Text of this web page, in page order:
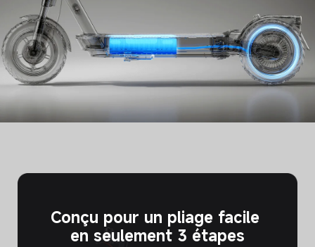
* La récupération d'énergie peut être activée et définie dans l'application Xiaomi
Conçu pour un pliage facile
en seulement 3 étapes